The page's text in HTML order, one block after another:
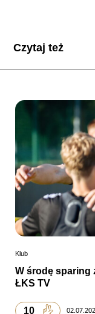
Czytaj też
Klub
W środę sparing
ŁKS TV
10